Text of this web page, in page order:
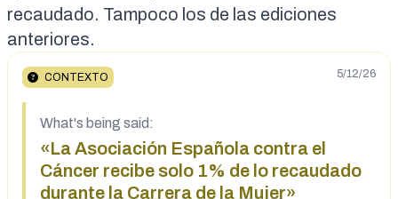
recaudado. Tampoco los de las ediciones
anteriores.
CONTEXTO 5/12/26
What's being said:
«La Asociación Española contra el
Cáncer recibe solo 1% de lo recaudado
durante la Carrera de la Mujer»